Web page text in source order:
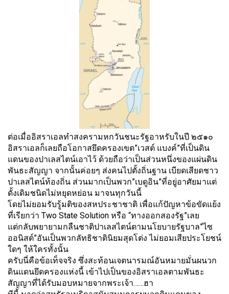
ต่อเมื่ออิสราเอลทำสงครามหกวันชนะรัฐอาหรับในปี ๒๕๑๐
อิสราเอลก็เลยถือโอกาสยึดครองเขต”เวสต์ แบงค์”ที่เป็นดิน
แดนของปาเลสไตน์เอาไว้ ด้วยถือว่าเป็นส่วนหนึ่งของแผ่นดิน
พันธะสัญญา จากนั้นค่อยๆ ส่งคนไปตั้งถิ่นฐาน เบียดเสียดชาว
ปาเลสไตน์ท้องถิ่น ส่วนมากเป็นพวก”เบดูอิน”ที่อยู่อาศัยมาแต่
ดั้งเดิมชนิดไม่หยุดหย่อน มาจนทุกวันนี้
โดยไม่ยอมรับรู้มติของสหประชาชาติ เพื่อแก้ปัญหาข้อขัดแย้ง
ที่เรียกว่า Two State Solution หรือ “ทางออกสองรัฐ”เลย
แต่กลับพยายามกลืนชาติปาเลสไตน์ตามนโยบายรัฐบาล”ไซ
ออนิสต์”อันเป็นพวกลัทธิชาตินิยมสุดโต่ง ไม่ยอมเสียประโยชน์
ใดๆ ให้ใครทั้งนั้น
ครับนี่คือข้อเท็จจริง ซึ่งสะท้อนเจตนารมณ์อันหมายมั่นผนวก
ดินแดนยึดครองแห่งนี้ เข้าไปเป็นของอิสราเอลตามพันธะ
สัญญาที่ได้รับมอบหมายจากพระเจ้า……ฮา